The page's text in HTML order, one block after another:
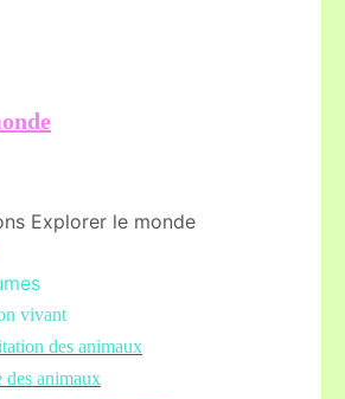
Explorer le monde
s
vivant
des animaux
animaux